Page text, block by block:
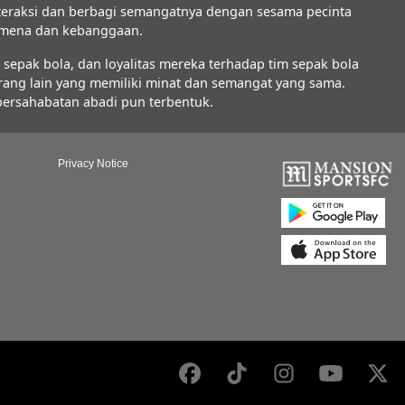
dan berbagi semangatnya dengan sesama pecinta
dan kebanggaan.
bola, dan loyalitas mereka terhadap tim sepak bola
lain yang memiliki minat dan semangat yang sama.
abadi pun terbentuk.
Privacy Notice